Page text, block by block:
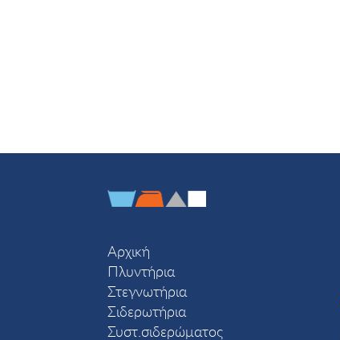
Αρχική
Πλυντήρια
Στεγνωτήρια
Σιδερωτήρια
Συστ.σιδερώματος